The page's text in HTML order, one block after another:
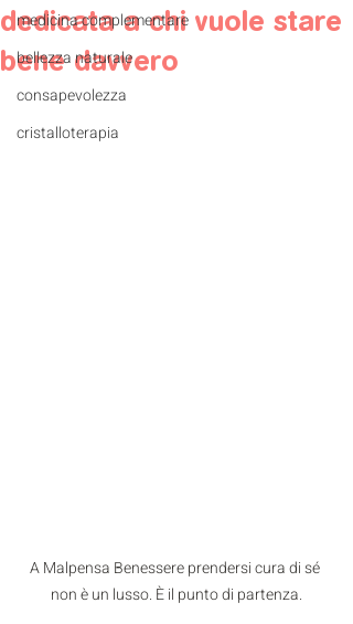
medicina complementare
bellezza naturale
consapevolezza
cristalloterapia
dedicata a chi vuole stare
bene davvero
A Malpensa Benessere prendersi cura di sé
non è un lusso. È il punto di partenza.